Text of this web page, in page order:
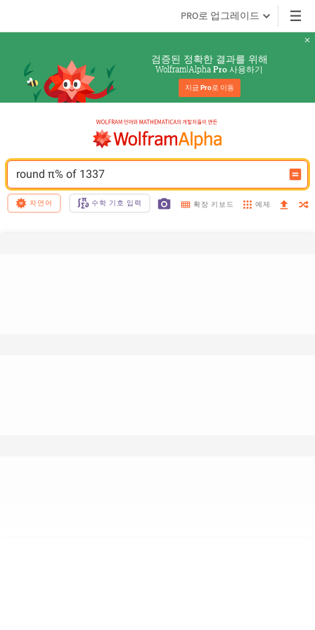
PRO로 업그레이드
검증된 정확한 결과를 위해
Wolfram|Alpha Pro 사용하기
지금 Pro로 이동
round π% of 1337
자연어 수학 기호 입력 확장 키보드 예제